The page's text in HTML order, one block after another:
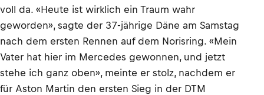
voll da. «Heute ist wirklich ein Traum wahr
geworden», sagte der 37-jährige Däne am Samstag
nach dem ersten Rennen auf dem Norisring. «Mein
Vater hat hier im Mercedes gewonnen, und jetzt
stehe ich ganz oben», meinte er stolz, nachdem er
für Aston Martin den ersten Sieg in der DTM